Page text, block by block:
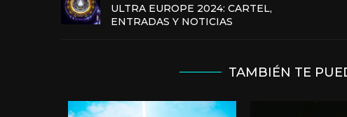
ULTRA EUROPE 2024: CARTEL,
ENTRADAS Y NOTICIAS
TAMBIÉN TE